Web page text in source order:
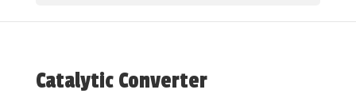
Catalytic Converter